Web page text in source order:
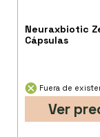
Neuraxbiotic
Cápsulas
Fuera de
Ver